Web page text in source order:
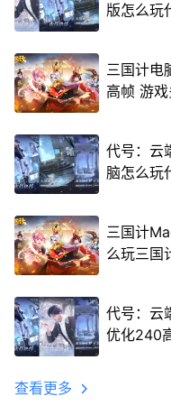
版怎么玩
三国计电
高帧 游
代号：云
脑怎么玩
三国计
么玩三国
代号：云
优化240
查看更多